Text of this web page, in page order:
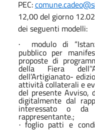
PEC:
12,00 del giorno
dei seguenti modelli:
· modulo di
pubblico per
proposte di
della Fiera
dell’Artigianato-
attività collaterali e
del presente Avviso,
digitalmente dal
interessato o da
rappresentante.;
· foglio patti e